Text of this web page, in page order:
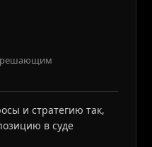
решающим
и стратегию так,
в суде